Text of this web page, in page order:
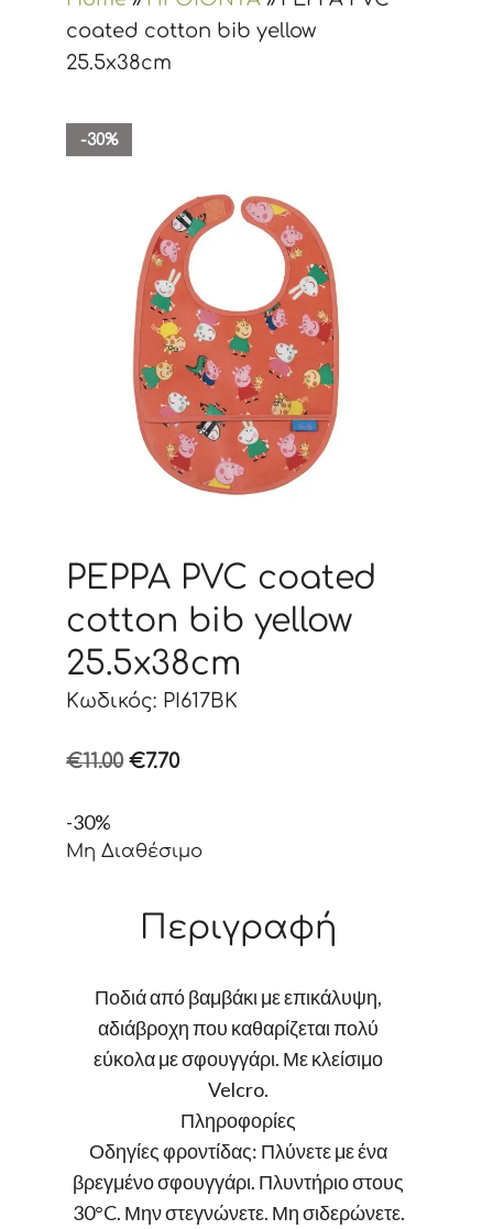
coated cotton bib yellow
25.5x38cm
-30%
PEPPA PVC coated
cotton bib yellow
25.5x38cm
Κωδικός: PI617BK
€11.00 Original
€11.00.
€7.70Η
είναι:
-30%
Μη Διαθέσιμο
Περιγραφή
Ποδιά από βαμβάκι με επικάλυψη,
αδιάβροχη που καθαρίζεται πολύ
εύκολα με σφουγγάρι. Με κλείσιμο
Velcro.
Πληροφορίες
Οδηγίες φροντίδας: Πλύνετε με ένα
βρεγμένο σφουγγάρι. Πλυντήριο στους
30°C. Μην στεγνώνετε. Μη σιδερώνετε.